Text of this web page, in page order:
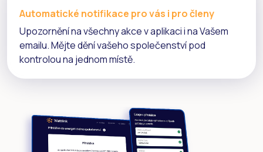
Automatické notifikace pro vás i pro členy
Upozornění na všechny akce v aplikaci i na Vašem
emailu. Mějte dění vašeho společenství pod
kontrolou na jednom místě.